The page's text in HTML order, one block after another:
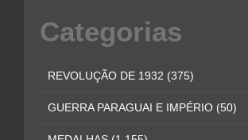
Categorias
REVOLUÇÃO DE 1932 (375)
GUERRA PARAGUAI E IMPÉRIO (50)